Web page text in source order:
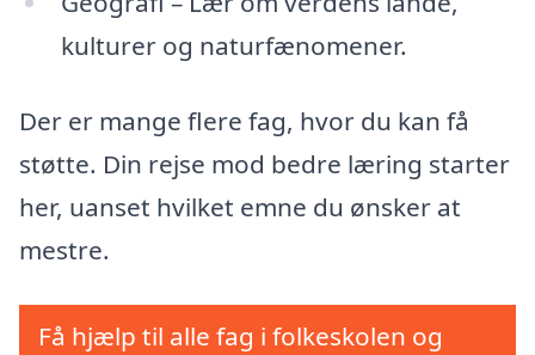
kulturer og naturfænomener.
Der er mange flere fag, hvor du kan få
støtte. Din rejse mod bedre læring starter
her, uanset hvilket emne du ønsker at
mestre.
Få hjælp til alle fag i folkeskolen og